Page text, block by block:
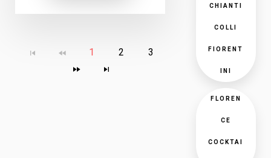
1 2 3
CHIANTI
COLLI
FIORENT
INI
FLOREN
CE
COCKTAI